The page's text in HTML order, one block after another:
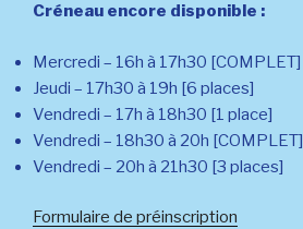
Créneau encore disponible :
Mercredi – 16h à 17h30 [COMPLET]
Jeudi – 17h30 à 19h [6 places]
Vendredi – 17h à 18h30 [1 place]
Vendredi – 18h30 à 20h [COMPLET]
Vendredi – 20h à 21h30 [3 places]
Formulaire de préinscription